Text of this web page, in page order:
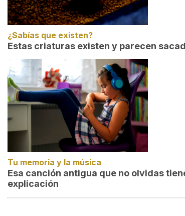
¿Sabías que existen?
Estas criaturas existen y parecen
Tu memoria y la música
Esa canción antigua que no olvidas
explicación